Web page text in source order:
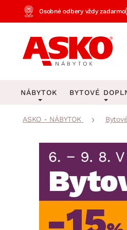
Osobné odbery vždy zadarmo
NÁBYTOK
Obývacia izba
Spálňa
Pracovňa a kancelária
BYTOVÉ
KOBERCE
Veľké a stredné koberce
Behúne a malé koberce
Detské koberce
Kúpeľňové predložky
ASKO - NÁBYTOK